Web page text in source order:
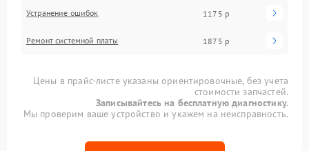
Устранение ошибок 1175 р
Ремонт системной платы 1875 р
Цены в прайс-листе указаны ориентировочные, без учета
стоимости запчастей.
Записывайтесь на бесплатную диагностику.
Мы проверим ваше устройство и укажем на неисправность.